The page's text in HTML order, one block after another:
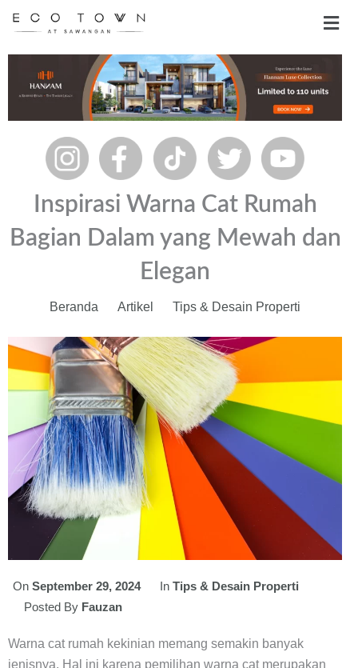
Inspirasi Warna Cat Rumah
Bagian Dalam yang Mewah dan
Elegan
Beranda Artikel Tips & Desain Properti
On September 29, 2024 In Tips & Desain Properti
Posted By Fauzan
Warna cat rumah kekinian memang semakin banyak
jenisnya. Hal ini karena pemilihan warna cat merupakan